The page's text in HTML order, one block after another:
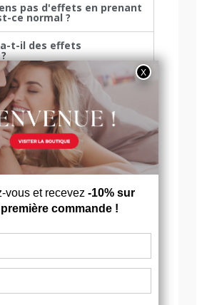
pas d'effets en prenant
ce normal ?
a-t-il des effets
RAPIDES
ERECTAB
érectile